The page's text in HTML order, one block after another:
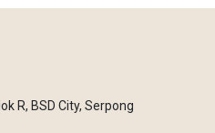
R, BSD City, Serpong